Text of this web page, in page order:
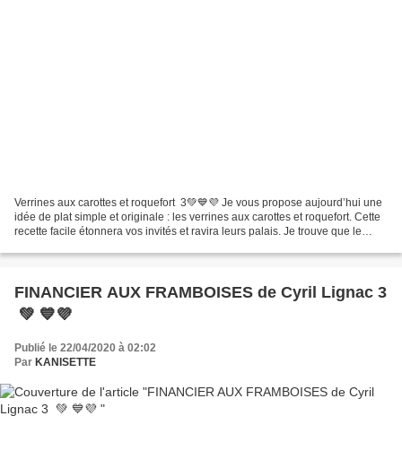
Verrines aux carottes et roquefort 3💚💙💜 Je vous propose aujourd’hui une
idée de plat simple et originale : les verrines aux carottes et roquefort. Cette
recette facile étonnera vos invités et ravira leurs palais. Je trouve que le
FINANCIER AUX FRAMBOISES de Cyril Lignac 3
💚 💙💜
Publié le 22/04/2020 à 02:02
Par KANISETTE